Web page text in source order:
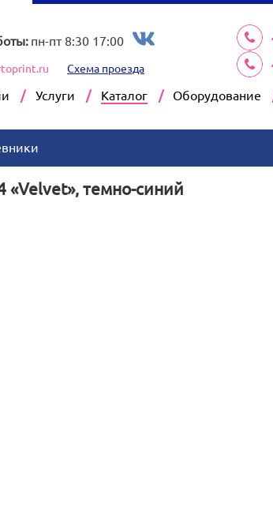
пн-пт 8:30 17:00
Схема проезда
Услуги Каталог Оборудование
темно-синий